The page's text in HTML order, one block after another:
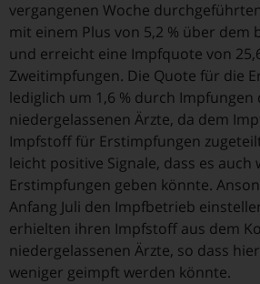
vergangenen Woche
mit einem Plus von 5,2 % über dem
und erreicht eine Impfquote von
Zweitimpfungen. Die Quote für die
lediglich um 1,6 % durch Impfungen
niedergelassenen Ärzte, da dem
Impfstoff für Erstimpfungen
leicht positive Signale, dass es
Erstimpfungen geben könnte.
Anfang Juli den Impfbetrieb
erhielten ihren Impfstoff aus dem
niedergelassenen Ärzte, so dass
weniger geimpft werden könnte.